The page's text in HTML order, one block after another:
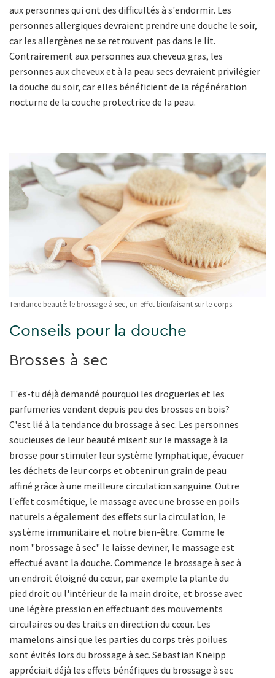
aux personnes qui ont des difficultés à s'endormir. Les
personnes allergiques devraient prendre une douche le soir,
car les allergènes ne se retrouvent pas dans le lit.
Contrairement aux personnes aux cheveux gras, les
personnes aux cheveux et à la peau secs devraient privilégier
la douche du soir, car elles bénéficient de la régénération
nocturne de la couche protectrice de la peau.
Tendance beauté: le brossage à sec, un effet bienfaisant sur le corps.
Conseils pour la douche
Brosses à sec
T'es-tu déjà demandé pourquoi les drogueries et les
parfumeries vendent depuis peu des brosses en bois?
C'est lié à la tendance du brossage à sec. Les personnes
soucieuses de leur beauté misent sur le massage à la
brosse pour stimuler leur système lymphatique, évacuer
les déchets de leur corps et obtenir un grain de peau
affiné grâce à une meilleure circulation sanguine. Outre
l'effet cosmétique, le massage avec une brosse en poils
naturels a également des effets sur la circulation, le
système immunitaire et notre bien-être. Comme le
nom "brossage à sec" le laisse deviner, le massage est
effectué avant la douche. Commence le brossage à sec à
un endroit éloigné du cœur, par exemple la plante du
pied droit ou l'intérieur de la main droite, et brosse avec
une légère pression en effectuant des mouvements
circulaires ou des traits en direction du cœur. Les
mamelons ainsi que les parties du corps très poilues
sont évités lors du brossage à sec. Sebastian Kneipp
appréciait déjà les effets bénéfiques du brossage à sec